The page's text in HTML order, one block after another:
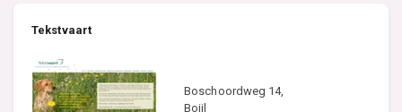
Tekstvaart
Boschoordweg 14,
Boijl